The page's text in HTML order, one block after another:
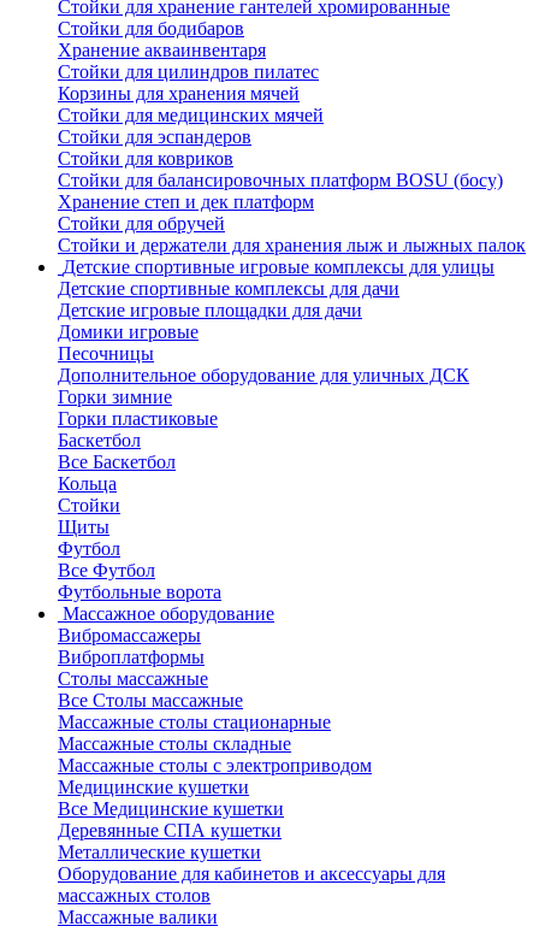
Стойки для хранение гантелей хромированные
Стойки для бодибаров
Хранение акваинвентаря
Стойки для цилиндров пилатес
Корзины для хранения мячей
Стойки для медицинских мячей
Стойки для эспандеров
Стойки для ковриков
Стойки для балансировочных платформ BOSU (босу)
Хранение степ и дек платформ
Стойки для обручей
Стойки и держатели для хранения лыж и лыжных палок
Детские спортивные игровые комплексы для улицы
Детские спортивные комплексы для дачи
Детские игровые площадки для дачи
Домики игровые
Песочницы
Дополнительное оборудование для уличных ДСК
Горки зимние
Горки пластиковые
Баскетбол
Все Баскетбол
Кольца
Стойки
Щиты
Футбол
Все Футбол
Футбольные ворота
Массажное оборудование
Вибромассажеры
Виброплатформы
Столы массажные
Все Столы массажные
Массажные столы стационарные
Массажные столы складные
Массажные столы с электроприводом
Медицинские кушетки
Все Медицинские кушетки
Деревянные СПА кушетки
Металлические кушетки
Оборудование для кабинетов и аксессуары для
массажных столов
Массажные валики